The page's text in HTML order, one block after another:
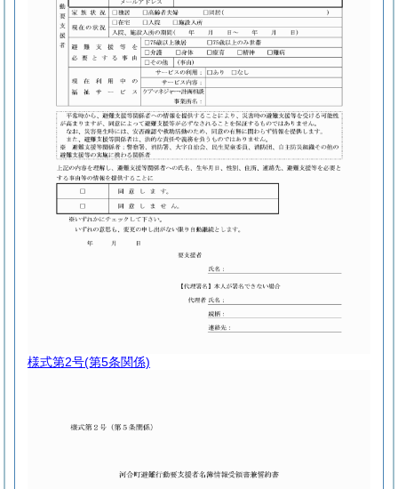
様式第2号(第5条関係)